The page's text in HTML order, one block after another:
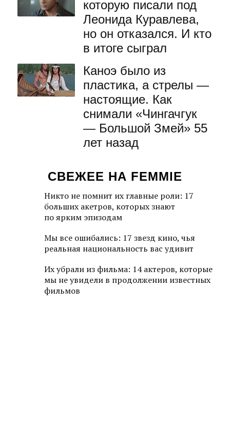
которую писали под
Леонида Куравлева,
но он отказался. И кто
в итоге сыграл
Каноэ было из
пластика, а стрелы —
настоящие. Как
снимали «Чингачгук
— Большой Змей» 55
лет назад
СВЕЖЕЕ НА FEMMIE
Никто не помнит их главные роли: 17
больших акетров, которых знают
по ярким эпизодам
Мы все ошибались: 17 звезд кино, чья
реальная национальность вас удивит
Их убрали из фильма: 14 актеров, которые
мы не увидели в продолжении известных
фильмов